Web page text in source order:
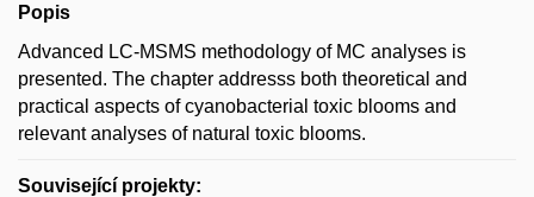
Popis
Advanced LC-MSMS methodology of MC analyses is
presented. The chapter addresss both theoretical and
practical aspects of cyanobacterial toxic blooms and
relevant analyses of natural toxic blooms.
Související projekty: